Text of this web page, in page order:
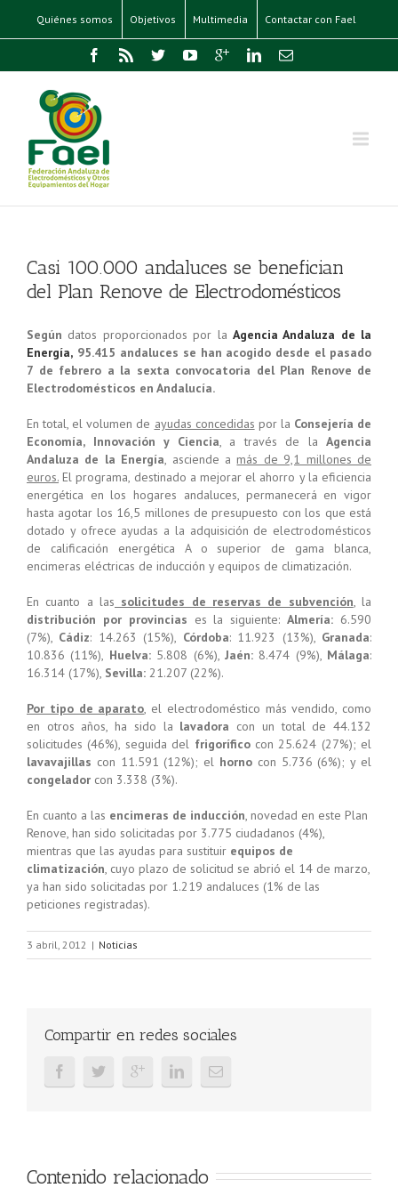
Quiénes somos Objetivos Multimedia Contactar con Fael
Casi 100.000 andaluces se benefician
del Plan Renove de Electrodomésticos
Según datos proporcionados por la Agencia Andaluza de la
Energía, 95.415 andaluces se han acogido desde el pasado
7 de febrero a la sexta convocatoria del Plan Renove de
Electrodomésticos en Andalucía.
En total, el volumen de ayudas concedidas por la Consejería de
Economía, Innovación y Ciencia, a través de la Agencia
Andaluza de la Energía, asciende amás de 9,1 millones de
euros. El programa, destinado a mejorar el ahorro y la eficiencia
energética en los hogares andaluces, permanecerá en vigor
hasta agotar los 16,5 millones de presupuesto con los que está
dotado y ofrece ayudas a la adquisición de electrodomésticos
de calificación energética A o superior de gama blanca,
encimeras eléctricas de inducción y equipos de climatización.
En cuanto a las solicitudes de reservas de subvención, la
distribución por provincias es la siguiente:Almería: 6.590
(7%), Cádiz: 14.263 (15%), Córdoba: 11.923 (13%), Granada:
10.836 (11%), Huelva:5.808 (6%), Jaén:8.474 (9%), Málaga:
16.314 (17%), Sevilla: 21.207 (22%).
Por tipo de aparato, el electrodoméstico más vendido, como
en otros años, ha sido la lavadora con un total de 44.132
solicitudes (46%), seguida del frigoríficocon 25.624 (27%); el
lavavajillas con 11.591 (12%); el horno con 5.736 (6%); y el
congelador con 3.338 (3%).
En cuanto a las encimeras de inducción, novedad en este Plan
Renove, han sido solicitadas por 3.775 ciudadanos (4%),
mientras que las ayudas para sustituir equipos de
climatización, cuyo plazo de solicitud se abrió el 14 de marzo,
ya han sido solicitadas por 1.219 andaluces (1% de las
peticiones registradas).
3 abril, 2012 | Noticias
Compartir en redes sociales
Contenido relacionado